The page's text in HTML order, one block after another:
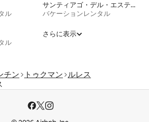
ル
サンティアゴ・デル・エステロ州
バケーションレンタル
ル
さらに表示
チン トゥクマン ルレス